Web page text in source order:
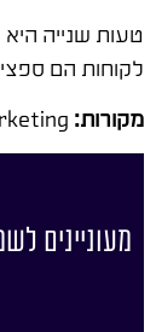
טעות שנייה
לקוחות הם
מקורות:
מעוניינים